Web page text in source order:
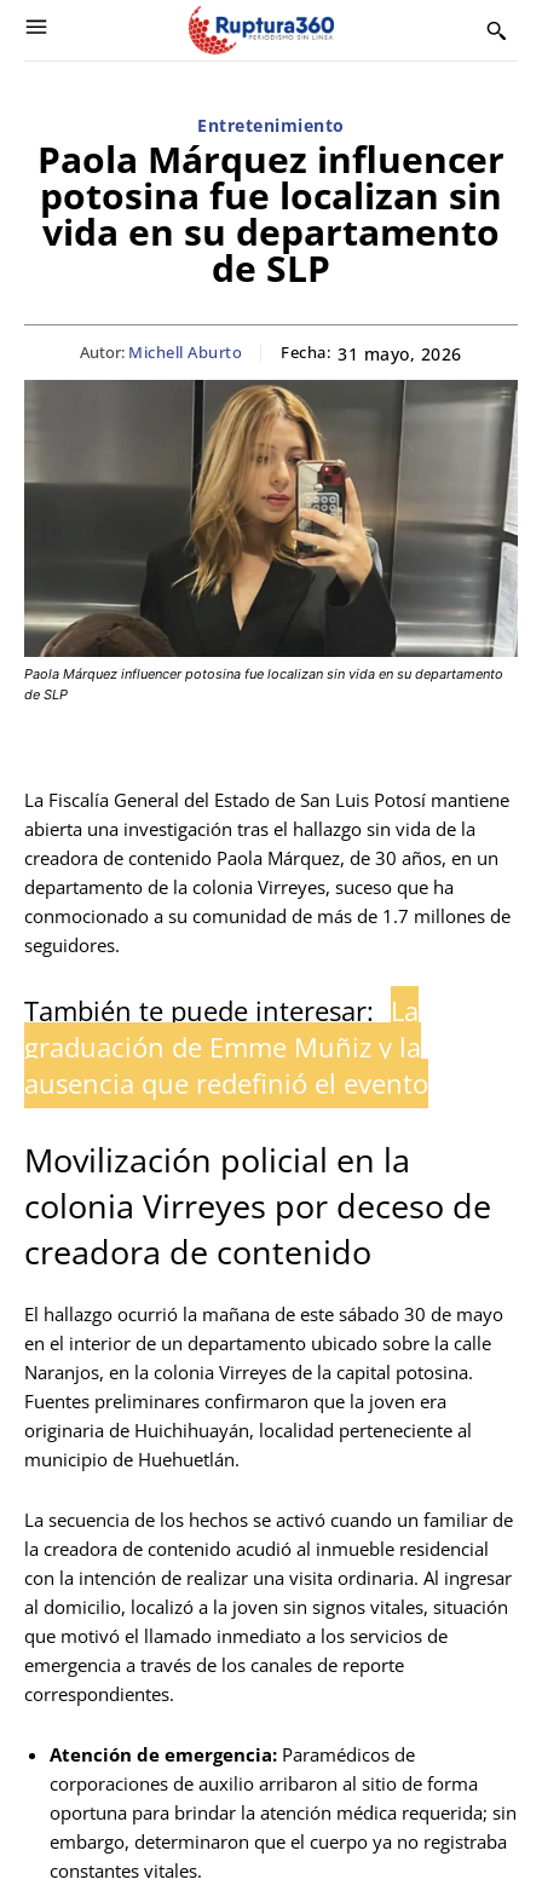
Entretenimiento
Paola Márquez influencer
potosina fue localizan sin
vida en su departamento
de SLP
Autor: Michell Aburto Fecha: 31 mayo, 2026
Paola Márquez influencer potosina fue localizan sin vida en su departamento
de SLP
La Fiscalía General del Estado de San Luis Potosí mantiene
abierta una investigación tras el hallazgo sin vida de la
creadora de contenido Paola Márquez, de 30 años, en un
departamento de la colonia Virreyes, suceso que ha
conmocionado a su comunidad de más de 1.7 millones de
seguidores.
También te puede interesar: La
graduación de Emme Muñiz y la
ausencia que redefinió el evento
Movilización policial en la
colonia Virreyes por deceso de
creadora de contenido
El hallazgo ocurrió la mañana de este sábado 30 de mayo
en el interior de un departamento ubicado sobre la calle
Naranjos, en la colonia Virreyes de la capital potosina.
Fuentes preliminares confirmaron que la joven era
originaria de Huichihuayán, localidad perteneciente al
municipio de Huehuetlán.
La secuencia de los hechos se activó cuando un familiar de
la creadora de contenido acudió al inmueble residencial
con la intención de realizar una visita ordinaria. Al ingresar
al domicilio, localizó a la joven sin signos vitales, situación
que motivó el llamado inmediato a los servicios de
emergencia a través de los canales de reporte
correspondientes.
Atención de emergencia: Paramédicos de
corporaciones de auxilio arribaron al sitio de forma
oportuna para brindar la atención médica requerida; sin
embargo, determinaron que el cuerpo ya no registraba
constantes vitales.